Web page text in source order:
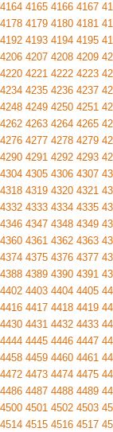
4164 4165 4166 4167
4178 4179 4180 4181
4192 4193 4194 4195
4206 4207 4208 4209
4220 4221 4222 4223
4234 4235 4236 4237
4248 4249 4250 4251
4262 4263 4264 4265
4276 4277 4278 4279
4290 4291 4292 4293
4304 4305 4306 4307
4318 4319 4320 4321
4332 4333 4334 4335
4346 4347 4348 4349
4360 4361 4362 4363
4374 4375 4376 4377
4388 4389 4390 4391
4402 4403 4404 4405
4416 4417 4418 4419
4430 4431 4432 4433
4444 4445 4446 4447
4458 4459 4460 4461
4472 4473 4474 4475
4486 4487 4488 4489
4500 4501 4502 4503
4514 4515 4516 4517